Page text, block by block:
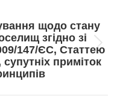
щодо стану
згідно зі
147/ЄС, Статтею
приміток